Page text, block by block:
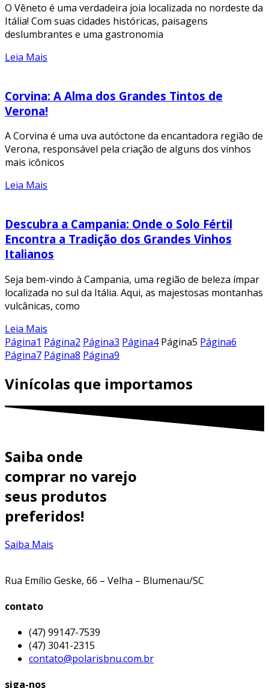
O Vêneto é uma verdadeira joia localizada no nordeste da
Itália! Com suas cidades históricas, paisagens
deslumbrantes e uma gastronomia
Leia Mais
Corvina: A Alma dos Grandes Tintos de
Verona!
A Corvina é uma uva autóctone da encantadora região de
Verona, responsável pela criação de alguns dos vinhos
mais icônicos
Leia Mais
Descubra a Campania: Onde o Solo Fértil
Encontra a Tradição dos Grandes Vinhos
Italianos
Seja bem-vindo à Campania, uma região de beleza ímpar
localizada no sul da Itália. Aqui, as majestosas montanhas
vulcânicas, como
Leia Mais
Página1 Página2 Página3 Página4 Página5 Página6
Página7 Página8 Página9
Vinícolas que importamos
Saiba onde
comprar no varejo
seus produtos
preferidos!
Saiba Mais
Rua Emílio Geske, 66 – Velha – Blumenau/SC
contato
(47) 99147-7539
(47) 3041-2315
contato@polarisbnu.com.br
siga-nos